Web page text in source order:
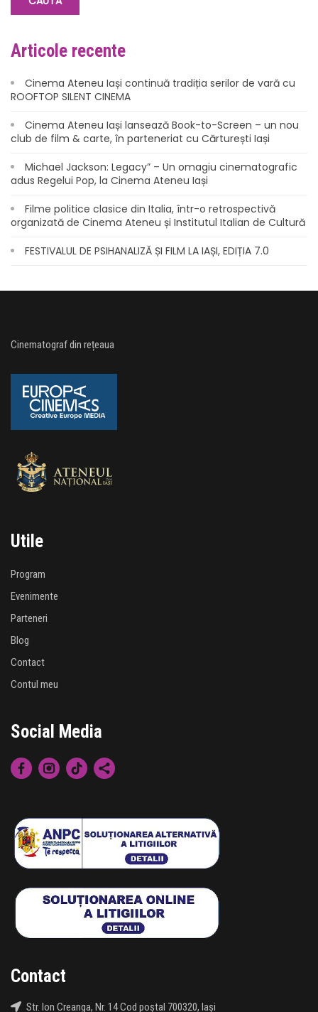
Articole recente
Cinema Ateneu Iași continuă tradiția serilor de vară cu
ROOFTOP SILENT CINEMA
Cinema Ateneu Iași lansează Book-to-Screen – un nou
club de film & carte, în parteneriat cu Cărturești Iași
Michael Jackson: Legacy” – Un omagiu cinematografic
adus Regelui Pop, la Cinema Ateneu Iași
Filme politice clasice din Italia, într-o retrospectivă
organizată de Cinema Ateneu și Institutul Italian de Cultură
FESTIVALUL DE PSIHANALIZĂ ȘI FILM LA IAȘI, EDIȚIA 7.0
Cinematograf din rețeaua
Utile
Program
Evenimente
Parteneri
Blog
Contact
Contul meu
Social Media
Contact
Str. Ion Creanga, Nr. 14 Cod poștal 700320, Iași